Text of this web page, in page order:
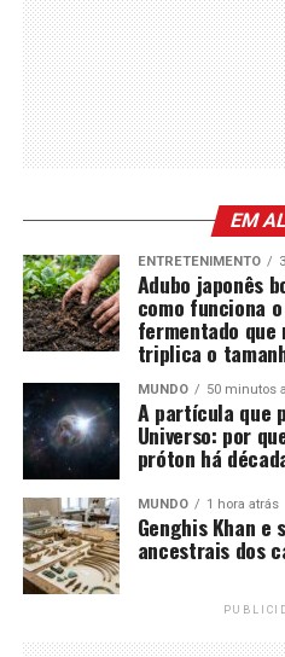
EM
ENTRETENIMENTO
Adubo japonês
como funciona
fermentado que
triplica o
MUNDO 50 minutos
A partícula que
Universo: por
próton há
MUNDO 1 hora atrás
Genghis Khan
ancestrais dos